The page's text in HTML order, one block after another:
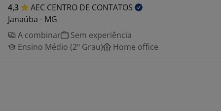
4,3 AEC CENTRO DE CONTATOS
Janaúba - MG
A combinar
Sem experiência
Ensino Médio (2º Grau)
Home office